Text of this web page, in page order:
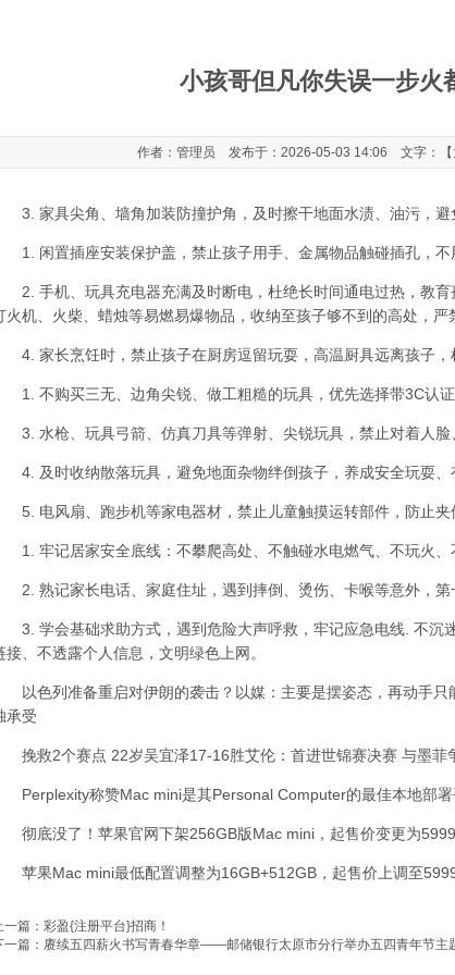
小孩哥但凡你失误一步火
作者：管理员 发布于：2026-05-03 14:06 文字：【
家具尖角、墙角加装防撞护角，及时擦干地面水渍、油污，避
闲置插座安装保护盖，禁止孩子用手、金属物品触碰插孔，不
手机、玩具充电器充满及时断电，杜绝长时间通电过热，教育
火机、火柴、蜡烛等易燃易爆物品，收纳至孩子够不到的高处，严
家长烹饪时，禁止孩子在厨房逗留玩耍，高温厨具远离孩子，
不购买三无、边角尖锐、做工粗糙的玩具，优先选择带3C认证
水枪、玩具弓箭、仿真刀具等弹射、尖锐玩具，禁止对着人脸
及时收纳散落玩具，避免地面杂物绊倒孩子，养成安全玩耍、
电风扇、跑步机等家电器材，禁止儿童触摸运转部件，防止夹
牢记居家安全底线：不攀爬高处、不触碰水电燃气、不玩火、
熟记家长电话、家庭住址，遇到摔倒、烫伤、卡喉等意外，第
学会基础求助方式，遇到危险大声呼救，牢记应急电线. 不沉
接、不透露个人信息，文明绿色上网。
色列准备重启对伊朗的袭击？以媒：主要是摆姿态，再动手只
承受
救2个赛点 22岁吴宜泽17-16胜艾伦：首进世锦赛决赛 与墨菲
称赞Mac mini是其Personal Computer的最佳本地部署
底没了！苹果官网下架256GB版Mac mini，起售价变更为
果Mac mini最低配置调整为16GB+512GB，起售价上调至
一篇： 彩盈{注册平台}招商！
一篇： 赓续五四薪火书写青春华章——邮储银行太原市分行举办五四青年节主